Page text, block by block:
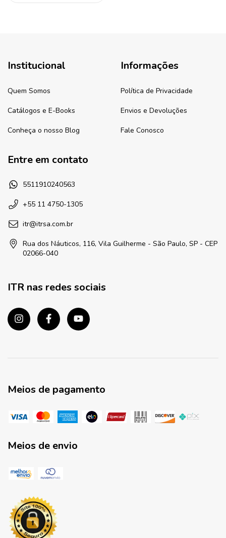
Institucional
Quem Somos
Catálogos e E-Books
Conheça o nosso Blog
Informações
Política de Privacidade
Envios e Devoluções
Fale Conosco
Entre em contato
5511910240563
+55 11 4750-1305
itr@itrsa.com.br
Rua dos Náuticos, 116, Vila Guilherme - São Paulo, SP - CEP
02066-040
ITR nas redes sociais
Meios de pagamento
Meios de envio